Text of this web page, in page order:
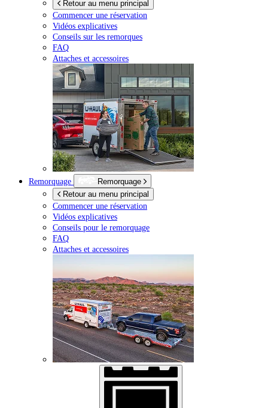
Retour au menu principal
Commencer une réservation
Vidéos explicatives
Conseils sur les remorques
FAQ
Attaches et accessoires
Remorquage
Remorquage
Retour au menu principal
Commencer une réservation
Vidéos explicatives
Conseils pour le remorquage
FAQ
Attaches et accessoires